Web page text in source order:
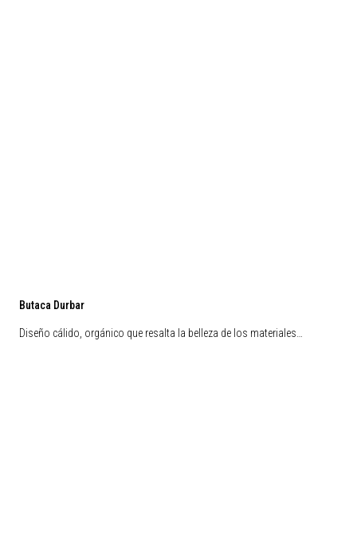
Butaca Durbar
Diseño cálido, orgánico que resalta la belleza de los materiales…